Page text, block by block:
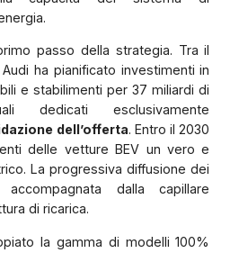
passo della strategia. Tra il
ha pianificato investimenti in
e stabilimenti per 37 miliardi di
esclusivamente
dell’offerta. Entro il 2030
delle vetture BEV un vero e
La progressiva diffusione dei
dalla capillare
di ricarica.
la gamma di modelli 100%